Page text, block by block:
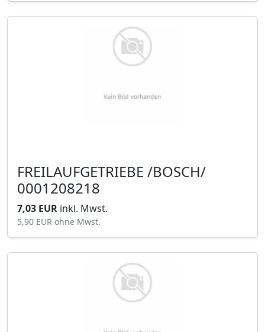
FREILAUFGETRIEBE /BOSCH/
0001208218
7,03 EUR inkl. Mwst.
5,90 EUR ohne Mwst.